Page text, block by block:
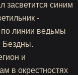
засветится синим
-
линии ведьмы
Бездны.
и
в окрестностях